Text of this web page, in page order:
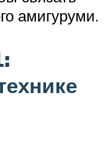
амигуруми.